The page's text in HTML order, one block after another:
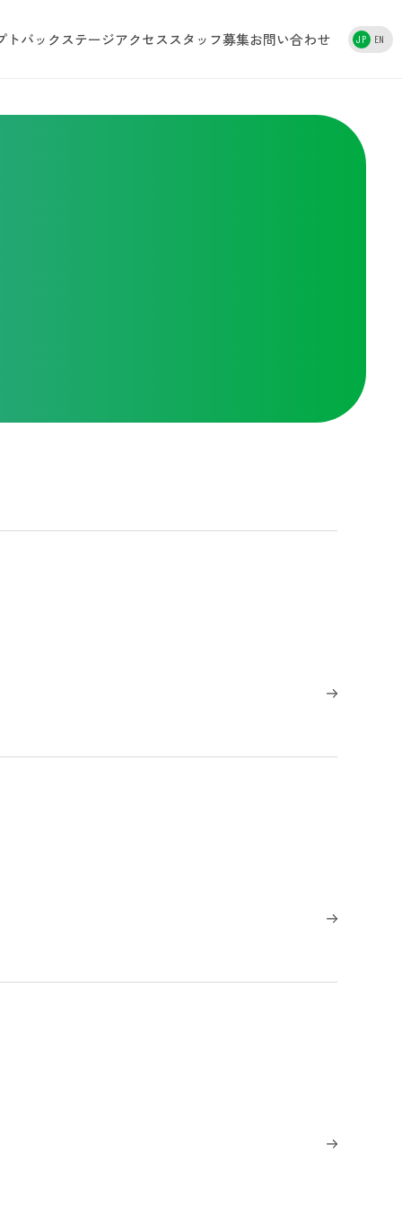
トバックステージアクセススタッフ募集お問い合わせ JP EN